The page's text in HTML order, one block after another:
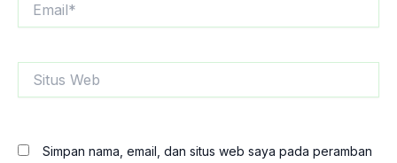
Web
Simpan nama, email, dan situs web saya pada peramban